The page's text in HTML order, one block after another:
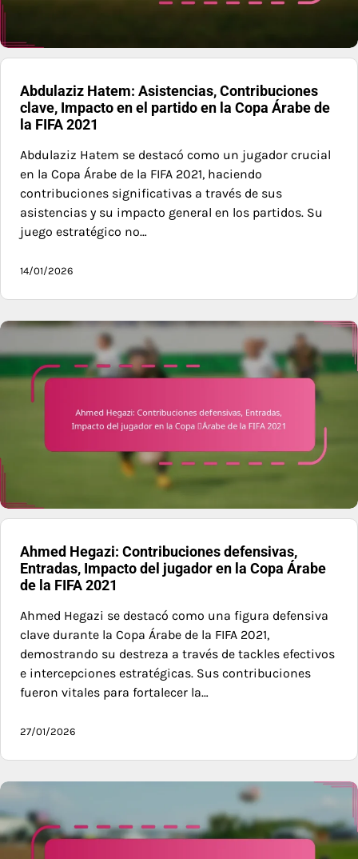
Abdulaziz Hatem: Asistencias, Contribuciones
clave, Impacto en el partido en la Copa Árabe de
la FIFA 2021
Abdulaziz Hatem se destacó como un jugador crucial
en la Copa Árabe de la FIFA 2021, haciendo
contribuciones significativas a través de sus
asistencias y su impacto general en los partidos. Su
juego estratégico no…
14/01/2026
Ahmed Hegazi: Contribuciones defensivas,
Entradas, Impacto del jugador en la Copa Árabe
de la FIFA 2021
Ahmed Hegazi se destacó como una figura defensiva
clave durante la Copa Árabe de la FIFA 2021,
demostrando su destreza a través de tackles efectivos
e intercepciones estratégicas. Sus contribuciones
fueron vitales para fortalecer la…
27/01/2026